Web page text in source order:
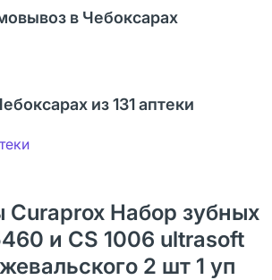
в Чебоксарах
из 131 аптеки
Набор зубных
и CS 1006 ultrasoft
2 шт 1 уп